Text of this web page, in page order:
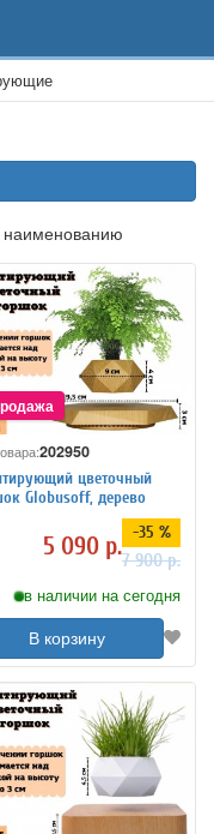
наименованию
202950
цветочный
Globusoff, дерево
5 090 р. -35 %
7 900 р.
в наличии на сегодня
В корзину